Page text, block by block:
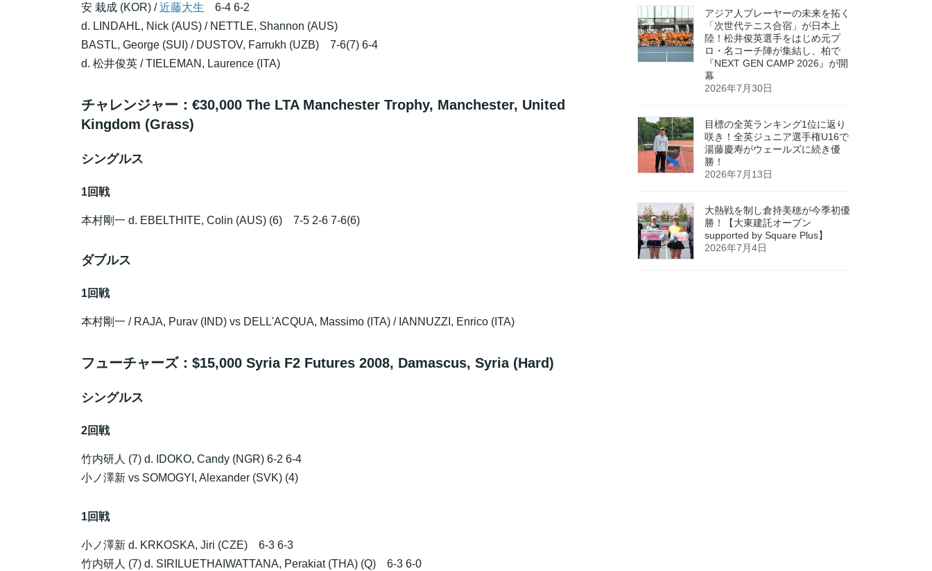
安 栽成 (KOR) /近藤大生 6-4 6-2
d. LINDAHL, Nick (AUS) / NETTLE, Shannon (AUS)
BASTL, George (SUI) / DUSTOV, Farrukh (UZB) 7-6(7) 6-4
d. 松井俊英 / TIELEMAN, Laurence (ITA)
チャレンジャー：€30,000 The LTA Manchester Trophy, Manchester, United
Kingdom (Grass)
シングルス
1回戦
本村剛一 d. EBELTHITE, Colin (AUS) (6) 7-5 2-6 7-6(6)
ダブルス
1回戦
本村剛一 / RAJA, Purav (IND) vs DELL'ACQUA, Massimo (ITA) / IANNUZZI, Enrico (ITA)
フューチャーズ：$15,000 Syria F2 Futures 2008, Damascus, Syria (Hard)
シングルス
2回戦
竹内研人 (7) d. IDOKO, Candy (NGR) 6-2 6-4
小ノ澤新 vs SOMOGYI, Alexander (SVK) (4)
1回戦
小ノ澤新 d. KRKOSKA, Jiri (CZE) 6-3 6-3
竹内研人 (7) d. SIRILUETHAIWATTANA, Perakiat (THA) (Q) 6-3 6-0
アジア人プレーヤーの未来を拓く
「次世代テニス合宿」が日本上
陸！松井俊英選手をはじめ元プ
ロ・名コーチ陣が集結し、柏で
『NEXT GEN CAMP 2026』が開
幕
2026年7月30日
目標の全英ランキング1位に返り
咲き！全英ジュニア選手権U16で
湯藤慶寿がウェールズに続き優
勝！
2026年7月13日
大熱戦を制し倉持美穂が今季初優
勝！【大東建託オープン
supported by Square Plus】
2026年7月4日